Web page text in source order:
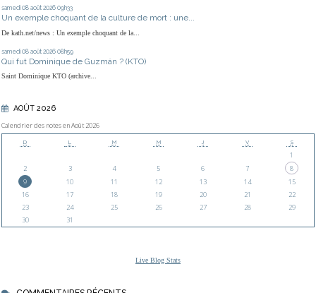
samedi 08 août 2026 09h33
Un exemple choquant de la culture de mort : une...
De kath.net/news : Un exemple choquant de la...
samedi 08 août 2026 08h59
Qui fut Dominique de Guzmán ? (KTO)
Saint Dominique KTO (archive...
AOÛT 2026
Calendrier des notes en Août 2026
D L M M J V S
1
2
3 4 5 6 7
8
9
10 11 12 13 14
15
16
17 18 19 20 21
22
23
24 25 26 27 28
29
30
31
Live Blog Stats